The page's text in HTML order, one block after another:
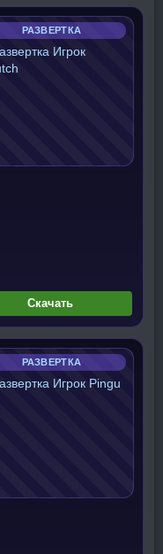
РАЗВЕРТКА
Скачать
РАЗВЕРТКА